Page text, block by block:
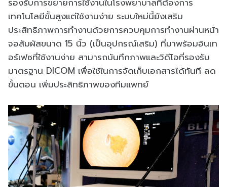
รองรับการขยายการใช้งานในโรงพยาบาลที่ต้องการ
เทคโนโลยีขั้นสูงแต่ใช้งานง่าย ระบบใหม่นี้ยังเสริม
ประสิทธิภาพการทำงานด้วยการควบคุมการทำงานผ่านหน้า
จอสัมผัสขนาด 15 นิ้ว (เป็นอุปกรณ์เสริม) ที่มาพร้อมอินเท
อร์เฟซที่ใช้งานง่าย สามารถบันทึกภาพและวิดีโอที่รองรับ
มาตรฐาน DICOM เพื่อใช้ในการจัดเก็บเอกสารได้ทันที ลด
ขั้นตอน เพิ่มประสิทธิภาพของทีมแพทย์